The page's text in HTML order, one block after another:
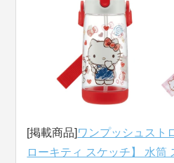
[掲載商品] ワンプッシュスト
ローキティ スケッチ】 水筒